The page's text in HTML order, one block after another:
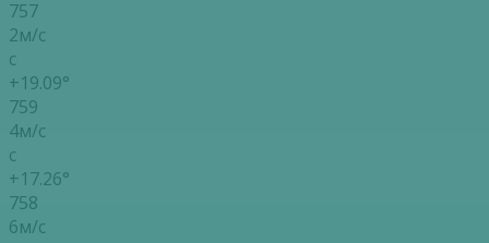
757
2м/с
с
+19.09°
759
4м/с
с
+17.26°
758
6м/с